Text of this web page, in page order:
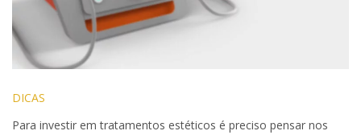
DICAS
Para investir em tratamentos estéticos é preciso pensar nos